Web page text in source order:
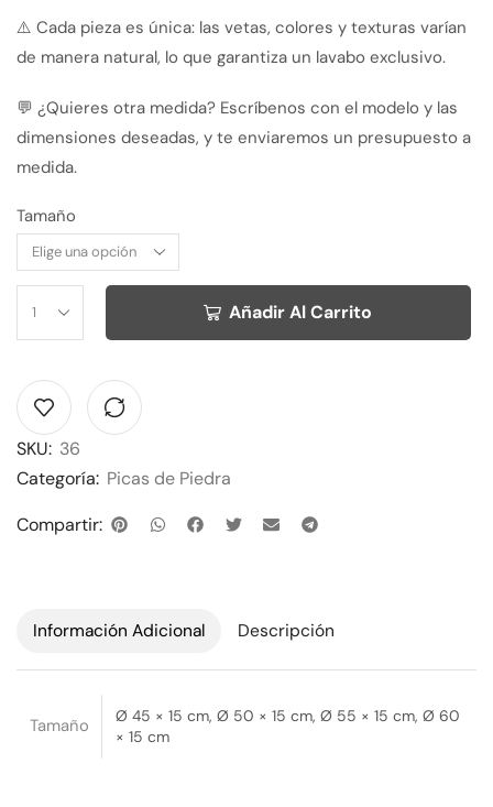
⚠️ Cada pieza es única: las vetas, colores y texturas varían
de manera natural, lo que garantiza un lavabo exclusivo.
💬 ¿Quieres otra medida? Escríbenos con el modelo y las
dimensiones deseadas, y te enviaremos un presupuesto a
medida.
Tamaño
Añadir Al Carrito
Alternative:
SKU: 36
Categoría: Picas de Piedra
Compartir:
Información Adicional Descripción
Tamaño
Ø 45 × 15 cm, Ø 50 × 15 cm, Ø 55 × 15 cm, Ø 60
× 15 cm